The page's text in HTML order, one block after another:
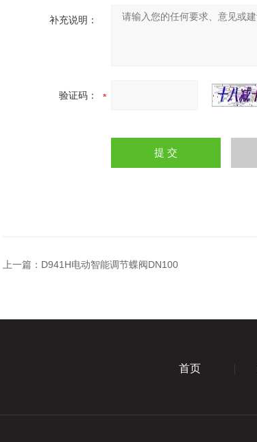
补充说明：
验证码：
上一篇： D941H电动智能调节蝶阀DN100
首页